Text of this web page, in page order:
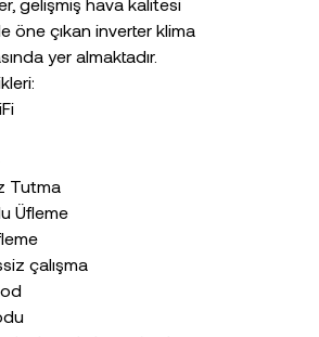
öne çıkan inverter klima
yer almaktadır.
Tutma
Üfleme
çalışma